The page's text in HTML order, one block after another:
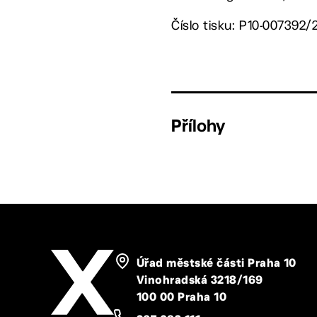
Číslo tisku: P10-007392/
Přílohy
Úřad městské části Praha 10
Vinohradská 3218/169
100 00 Praha 10